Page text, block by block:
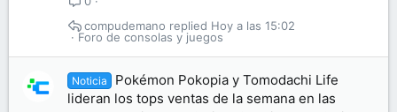
Foro de consolas y juegos
Hoy a las 15:02
compudemano
Noticia
Pokémon Pokopia y Tomodachi Life
lideran los tops ventas de la semana en las